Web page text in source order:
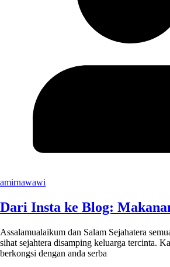
amirnawawi
Dari Insta ke Blog:
Assalamualaikum dan Salam Sejahatera
sihat sejahtera disamping keluarga tercinta.
berkongsi dengan anda serba